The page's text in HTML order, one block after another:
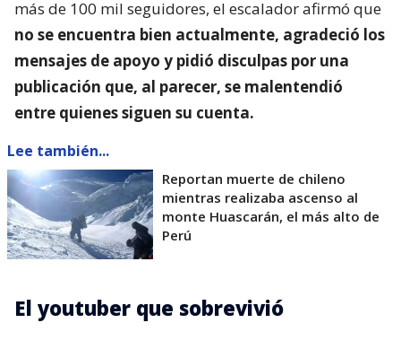
más de 100 mil seguidores, el escalador afirmó que
no se encuentra bien actualmente, agradeció los
mensajes de apoyo y pidió disculpas por una
publicación que, al parecer, se malentendió
entre quienes siguen su cuenta.
Lee también...
Reportan muerte de chileno
mientras realizaba ascenso al
monte Huascarán, el más alto de
Perú
El youtuber que sobrevivió